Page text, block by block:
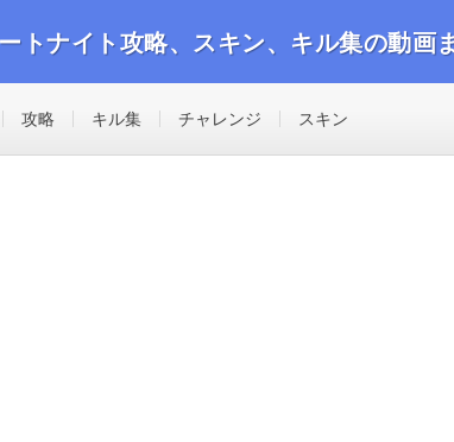
トナイト攻略、スキン、キル集の動画
攻略 キル集 チャレンジ スキン